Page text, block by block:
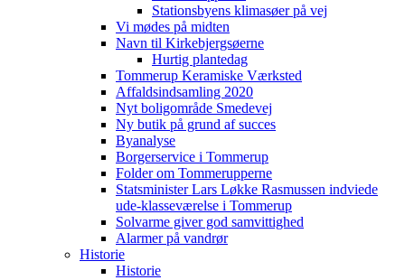
Stationsbyens klimasøer på vej
Vi mødes på midten
Navn til Kirkebjergsøerne
Hurtig plantedag
Tommerup Keramiske Værksted
Affaldsindsamling 2020
Nyt boligområde Smedevej
Ny butik på grund af succes
Byanalyse
Borgerservice i Tommerup
Folder om Tommerupperne
Statsminister Lars Løkke Rasmussen indviede
ude-klasseværelse i Tommerup
Solvarme giver god samvittighed
Alarmer på vandrør
Historie
Historie